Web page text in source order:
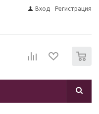
Вход Регистрация